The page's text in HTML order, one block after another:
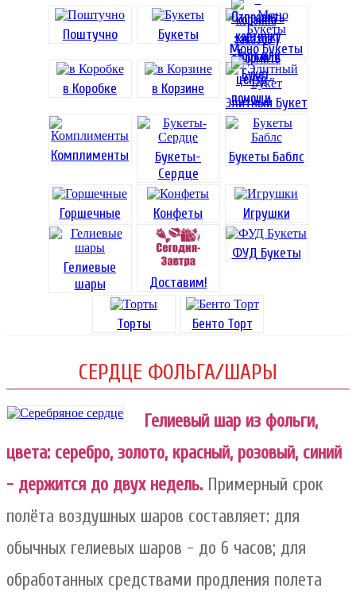
Поштучно
Букеты
Моно Букеты
в Коробке
в Корзине
Элитный Букет
Комплименты
Букеты-
Сердце
Букеты Баблс
Горшечные Конфеты Игрушки
Гелиевые
шары
Доставим!
ФУД Букеты
Торты Бенто Торт
СЕРДЦЕ ФОЛЬГА/ШАРЫ
Гелиевый шар из фольги,
цвета: серебро, золото, красный, розовый, синий
- держится до двух недель. Примерный срок
полёта воздушных шаров составляет: для
обычных гелиевых шаров - до 6 часов; для
обработанных средствами продления полета